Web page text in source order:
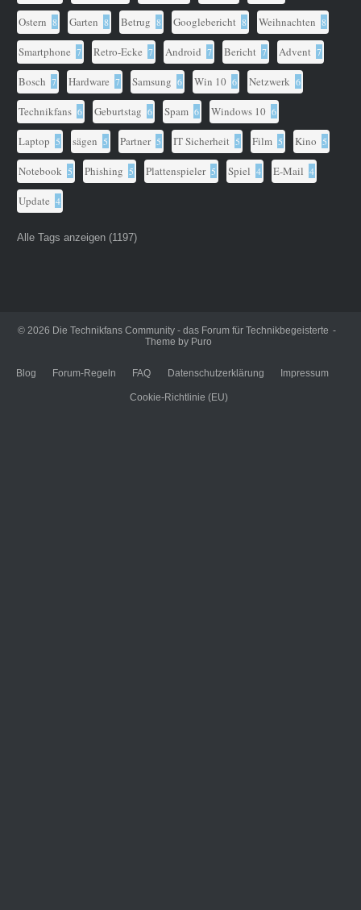
Ostern 8 Garten 8 Betrug 8 Googlebericht 8 Weihnachten 8
Smartphone 7 Retro-Ecke 7 Android 7 Bericht 7 Advent 7
Bosch 7 Hardware 7 Samsung 6 Win 10 6 Netzwerk 6
Technikfans 6 Geburtstag 6 Spam 6 Windows 10 6
Laptop 5 sägen 5 Partner 5 IT Sicherheit 5 Film 5 Kino 5
Notebook 5 Phishing 5 Plattenspieler 5 Spiel 4 E-Mail 4
Update 4
Alle Tags anzeigen (1197)
© 2026 Die Technikfans Community - das Forum für Technikbegeisterte
Theme by Puro
Blog Forum-Regeln FAQ Datenschutzerklärung Impressum
Cookie-Richtlinie (EU)